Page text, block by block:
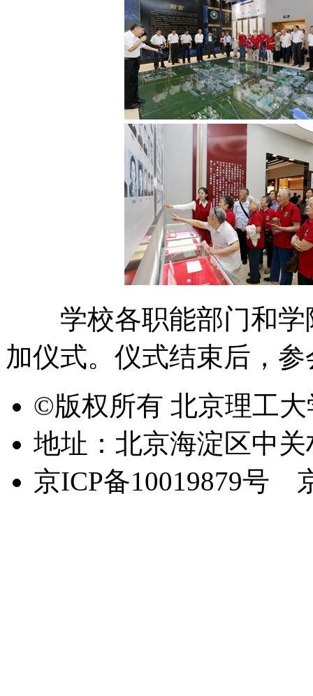
学校各职能部门和学
加仪式。仪式结束后，
©版权所有 北京理工
地址：北京海淀区中
京ICP备10019879号